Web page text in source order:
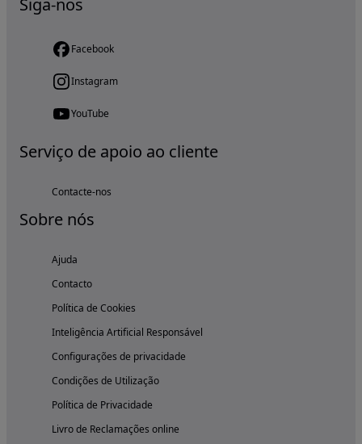
Siga-nos
Facebook
Instagram
YouTube
Serviço de apoio ao cliente
Contacte-nos
Sobre nós
Ajuda
Contacto
Política de Cookies
Inteligência Artificial Responsável
Configurações de privacidade
Condições de Utilização
Política de Privacidade
Livro de Reclamações online